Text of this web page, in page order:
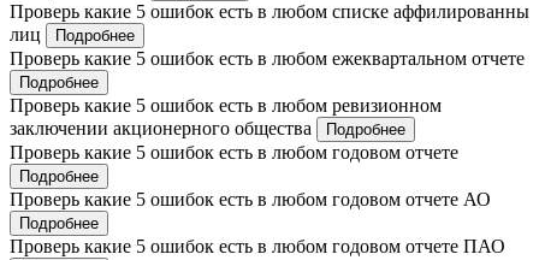
Проверь какие 5 ошибок есть в любом списке аффилированны
лиц
Подробнее
Проверь какие 5 ошибок есть в любом ежеквартальном отчете
Подробнее
Проверь какие 5 ошибок есть в любом ревизионном
заключении акционерного общества
Подробнее
Проверь какие 5 ошибок есть в любом годовом отчете
Подробнее
Проверь какие 5 ошибок есть в любом годовом отчете АО
Подробнее
Проверь какие 5 ошибок есть в любом годовом отчете ПАО